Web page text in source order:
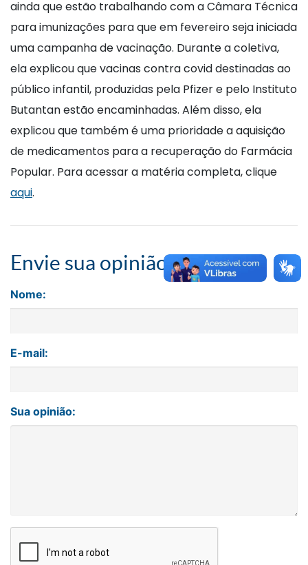
ainda que estão trabalhando com a Câmara Técnica
para imunizações para que em fevereiro seja iniciada
uma campanha de vacinação. Durante a coletiva,
ela explicou que vacinas contra covid destinadas ao
público infantil, produzidas pela Pfizer e pelo Instituto
Butantan estão encaminhadas. Além disso, ela
explicou que também é uma prioridade a aquisição
de medicamentos para a recuperação do Farmácia
Popular. Para acessar a matéria completa, clique
aqui.
Envie sua opinião
Nome:
E-mail:
Sua opinião: